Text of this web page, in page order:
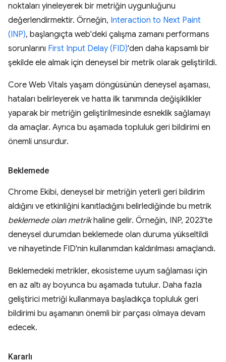
noktaları yineleyerek bir metriğin uygunluğunu
değerlendirmektir. Örneğin, Interaction to Next Paint
(INP), başlangıçta web'deki çalışma zamanı performans
sorunlarını First Input Delay (FID)'den daha kapsamlı bir
şekilde ele almak için deneysel bir metrik olarak geliştirildi.
Core Web Vitals yaşam döngüsünün deneysel aşaması,
hataları belirleyerek ve hatta ilk tanımında değişiklikler
yaparak bir metriğin geliştirilmesinde esneklik sağlamayı
da amaçlar. Ayrıca bu aşamada topluluk geri bildirimi en
önemli unsurdur.
Beklemede
Chrome Ekibi, deneysel bir metriğin yeterli geri bildirim
aldığını ve etkinliğini kanıtladığını belirlediğinde bu metrik
beklemede olan metrikhaline gelir. Örneğin, INP, 2023'te
deneysel durumdan beklemede olan duruma yükseltildi
ve nihayetinde FID'nin kullanımdan kaldırılması amaçlandı.
Beklemedeki metrikler, ekosisteme uyum sağlaması için
en az altı ay boyunca bu aşamada tutulur. Daha fazla
geliştirici metriği kullanmaya başladıkça topluluk geri
bildirimi bu aşamanın önemli bir parçası olmaya devam
edecek.
Kararlı